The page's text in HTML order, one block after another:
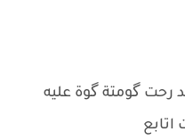
رحت گومتة گوة عليه